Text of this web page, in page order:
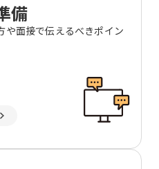
備
や面接で伝えるべきポイン